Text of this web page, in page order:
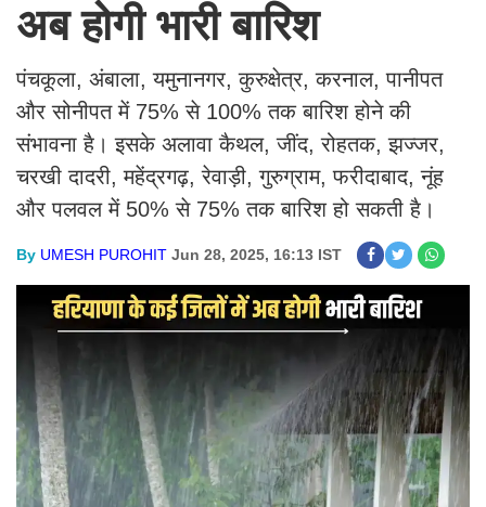
अब होगी भारी बारिश
पंचकूला, अंबाला, यमुनानगर, कुरुक्षेत्र, करनाल, पानीपत
और सोनीपत में 75% से 100% तक बारिश होने की
संभावना है। इसके अलावा कैथल, जींद, रोहतक, झज्जर,
चरखी दादरी, महेंद्रगढ़, रेवाड़ी, गुरुग्राम, फरीदाबाद, नूंह
और पलवल में 50% से 75% तक बारिश हो सकती है।
By UMESH PUROHIT Jun 28, 2025, 16:13 IST